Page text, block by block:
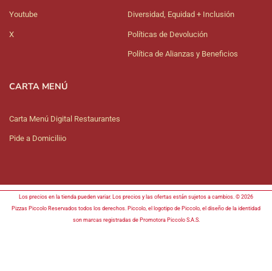
Youtube
X
Diversidad, Equidad + Inclusión
Políticas de Devolución
Política de Alianzas y Beneficios
CARTA MENÚ
Carta Menú Digital Restaurantes
Pide a Domiciliio
Los precios en la tienda pueden variar. Los precios y las ofertas están sujetos a cambios. © 2026
Pizzas Piccolo Reservados todos los derechos. Piccolo, el logotipo de Piccolo, el diseño de la identidad
son marcas registradas de Promotora Piccolo S.A.S.